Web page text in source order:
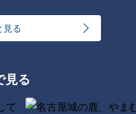
見る
見る